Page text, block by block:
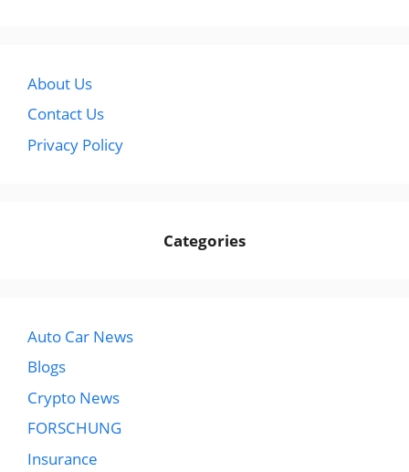
About Us
Contact Us
Privacy Policy
Categories
Auto Car News
Blogs
Crypto News
FORSCHUNG
Insurance